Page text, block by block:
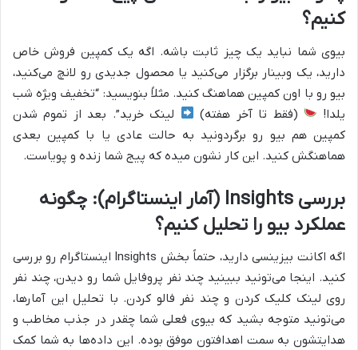
کنیم؟
بیوی شما نباید یک چیز ثابت باشه. اگه یک کمپین فروش خاص
دارید، یک وبینار برگزار می‌کنید یا محصول جدیدی رو لانچ می‌کنید،
بیو رو با اون کمپین هماهنگ کنید. مثلاً بنویسید: “تخفیف ویژه شب
یلدا!
(فقط تا آخر هفته)
لینک خرید”. بعد از تموم شدن
کمپین هم بیو رو برگردونید به حالت عادی یا با کمپین بعدی
هماهنگش کنید. این کار نشون میده که پیج شما زنده و پویاست.
بررسی Insights (آمار اینستاگرام): چگونه
عملکرد بیو را تحلیل کنیم؟
اگه اکانت بیزینسی دارید، حتماً بخش Insights اینستاگرام رو بررسی
کنید. اینجا می‌تونید ببینید چند نفر پروفایل شما رو دیدن، چند نفر
روی لینک کلیک کردن و چند نفر فالو کردن. با تحلیل این آمارها،
می‌تونید متوجه بشید که بیوی فعلی شما چقدر در جذب مخاطب و
هدایتشون به سمت اهدافتون موفق بوده. این داده‌ها به شما کمک